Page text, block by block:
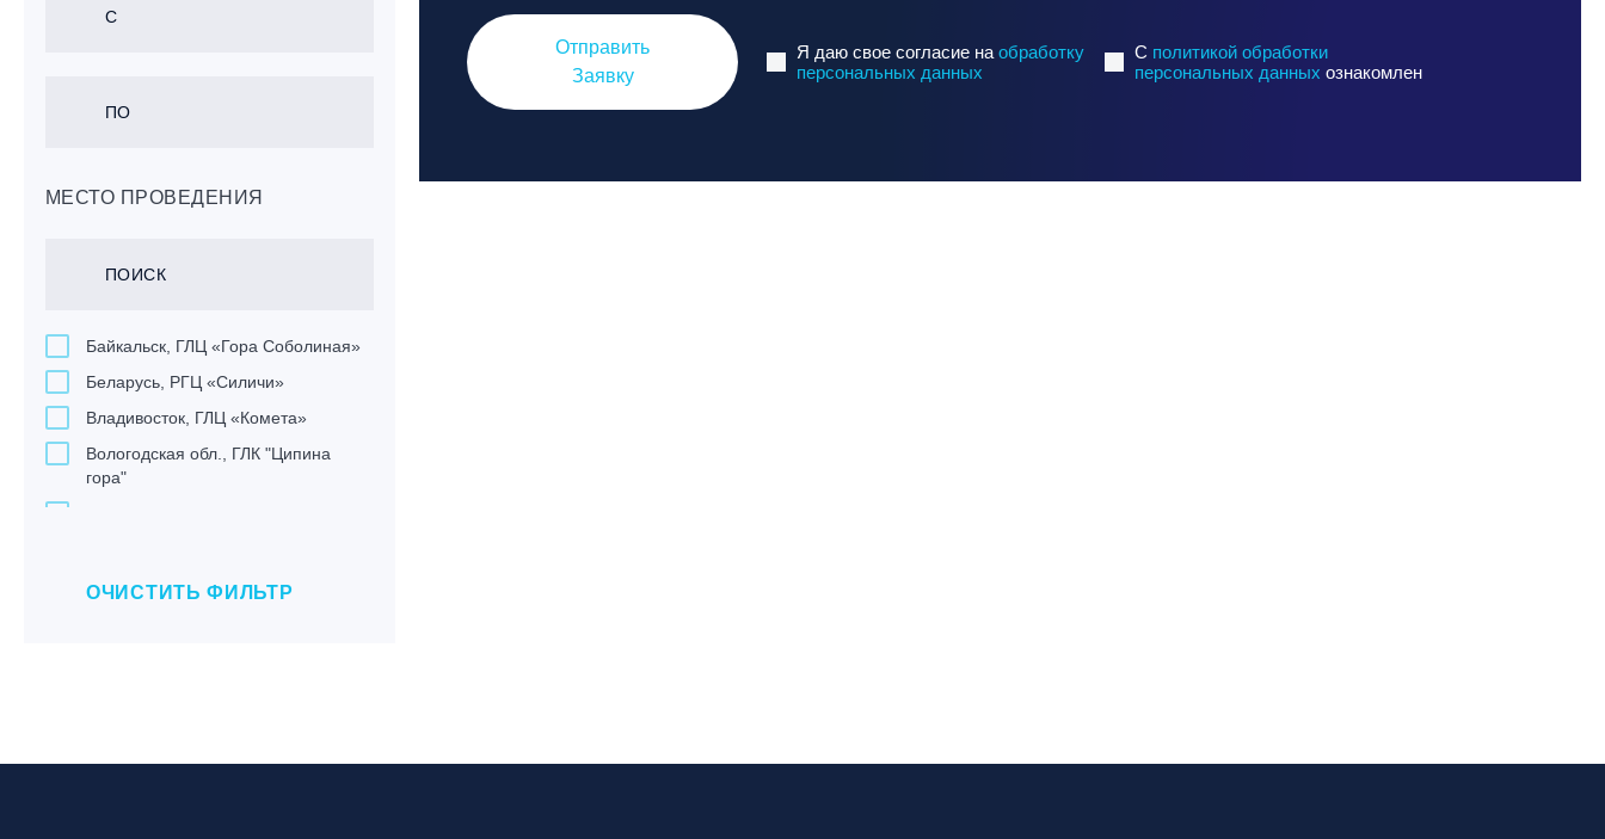
МЕСТО ПРОВЕДЕНИЯ
Байкальск, ГЛЦ «Гора Соболиная»
Беларусь, РГЦ «Силичи»
Владивосток, ГЛЦ «Комета»
Вологодская обл., ГЛК "Ципина
гора"
Екатеринбург, ГЛЦ «Уктус»
ОЧИСТИТЬ ФИЛЬТР
Отправить
Заявку
Я даю свое согласие наобработку
персональных данных
C политикой обработки
персональных данных ознакомлен